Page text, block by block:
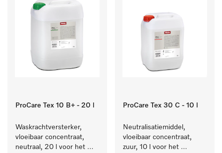
ProCare Tex 10 B+ - 20 l
Waskrachtversterker,
vloeibaar concentraat,
neutraal, 20 l voor het
ProCare Tex 30 C - 10 l
Neutralisatiemiddel,
vloeibaar concentraat,
zuur, 10 l voor het